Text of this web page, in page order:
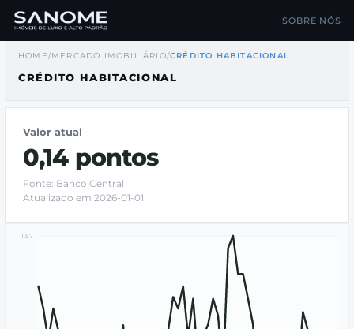
SOBRE NÓS
HOME/MERCADO IMOBILIÁRIO/CRÉDITO HABITACIONAL
CRÉDITO HABITACIONAL
Valor atual
0,14 pontos
Fonte: Banco Central
Atualizado em 2026-01-01
1,57